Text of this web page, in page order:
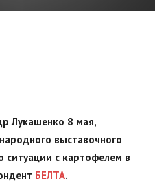
Лукашенко 8 мая,
выставочного
ситуации с картофелем в
БЕЛТА.